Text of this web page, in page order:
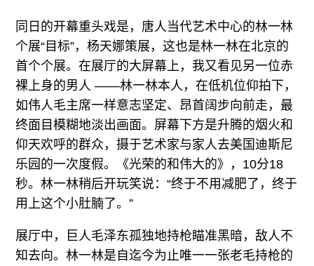
同日的开幕重头戏是，唐人当代艺术中心的林一林
个展“目标”，杨天娜策展，这也是林一林在北京的
首个个展。在展厅的大屏幕上，我又看见另一位赤
裸上身的男人 ——林一林本人，在低机位仰拍下，
如伟人毛主席一样意志坚定、昂首阔步向前走，最
终面目模糊地淡出画面。屏幕下方是升腾的烟火和
仰天欢呼的群众，摄于艺术家与家人去美国迪斯尼
乐园的一次度假。《光荣的和伟大的》，10分18
秒。林一林稍后开玩笑说：“终于不用减肥了，终于
用上这个小肚腩了。”
展厅中，巨人毛泽东孤独地持枪瞄准黑暗，敌人不
知去向。林一林是自迄今为止唯一一张老毛持枪的